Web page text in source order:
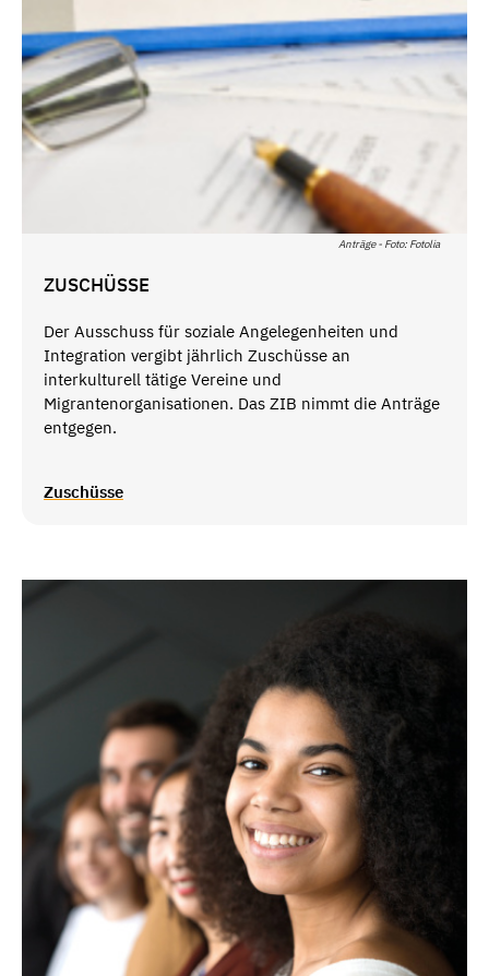
Anträge - Foto: Fotolia
ZUSCHÜSSE
Der Ausschuss für soziale Angelegenheiten und
Integration vergibt jährlich Zuschüsse an
interkulturell tätige Vereine und
Migrantenorganisationen. Das ZIB nimmt die Anträge
entgegen.
Zuschüsse